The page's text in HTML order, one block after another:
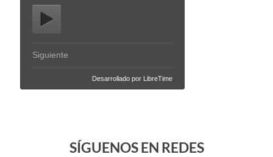
SÍGUENOS EN REDES